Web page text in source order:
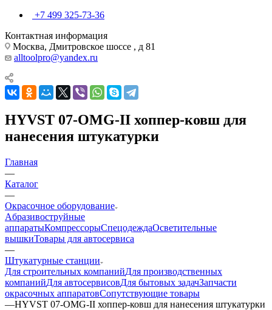
+7 499 325-73-36
Контактная информация
Москва, Дмитровское шоссе , д 81
alltoolpro@yandex.ru
HYVST 07-OMG-II хоппер-ковш для
нанесения штукатурки
Главная
—
Каталог
—
Окрасочное оборудование
Aбразивоструйные
аппаратыКомпрессорыСпецодеждаОсветительные
вышкиТовары для автосервиса
—
Штукатурные станции
Для строительных компанийДля производственных
компанийДля автосервисовДля бытовых задачЗапчасти
окрасочных аппаратовСопутствующие товары
—HYVST 07-OMG-II хоппер-ковш для нанесения штукатурки